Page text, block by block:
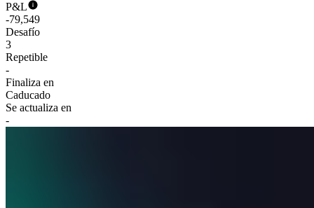
P&L
-79,549
Desafío
3
Repetible
-
Finaliza en
Caducado
Se actualiza en
-